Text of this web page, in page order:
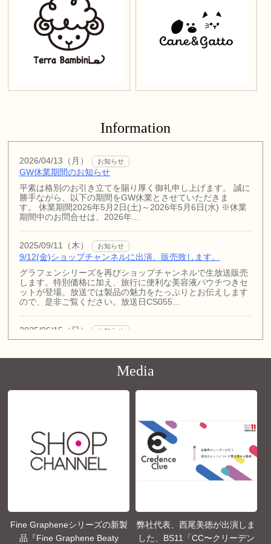
Information
Media
Fine Grapheneシリーズの新製
品『Fine Graphene Beaty
弊社代表、西尾美徳が出演しま
した、BS11「CC〜クリーデン